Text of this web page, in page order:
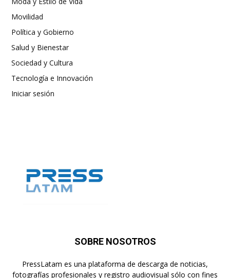
Movilidad
Política y Gobierno
Salud y Bienestar
Sociedad y Cultura
Tecnología e Innovación
Iniciar sesión
SOBRE NOSOTROS
PressLatam es una plataforma de descarga de noticias,
fotografías profesionales y registro audiovisual sólo con fines